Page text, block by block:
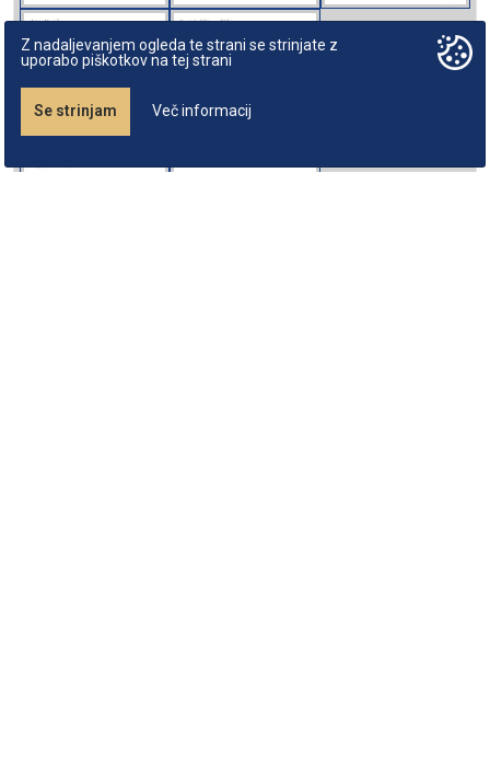
Z nadaljevanjem ogleda te strani se strinjate z
uporabo piškotkov na tej strani
Se strinjam Več informacij